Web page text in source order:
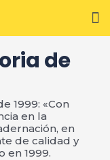
de
1999: «Con
en la
en
de calidad y
en 1999.